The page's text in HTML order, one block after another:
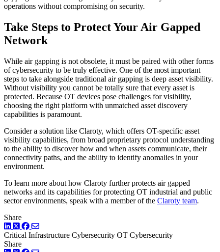
operations without compromising on security.
Take Steps to Protect Your Air Gapped
Network
While air gapping is not obsolete, it must be paired with other forms
of cybersecurity to be truly effective. One of the most important
steps to take alongside traditional air gapping is deep asset visibility.
Without visibility you cannot be totally sure that every asset is
protected. Because OT devices pose challenges for visibility,
choosing the right platform with unmatched asset discovery
capabilities is paramount.
Consider a solution like Claroty, which offers OT-specific asset
visibility capabilities, from broad proprietary protocol understanding
to the ability to discover how and when assets communicate, their
connectivity paths, and the ability to identify anomalies in your
environment.
To learn more about how Claroty further protects air gapped
networks and its capabilities for protecting OT industrial and public
sector environments, speak with a member of the Claroty team.
Share
LinkedIn
TwitterFacebook
Critical Infrastructure Cybersecurity OT Cybersecurity
Share